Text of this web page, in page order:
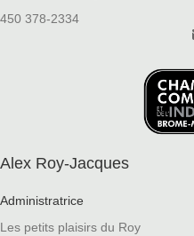
450 378-2334
Alex Roy-Jacques
Administratrice
Les petits plaisirs du Roy